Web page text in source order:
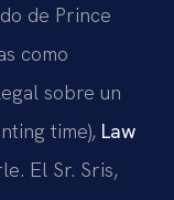
de Prince
como
sobre un
time), Law
El Sr. Sris,